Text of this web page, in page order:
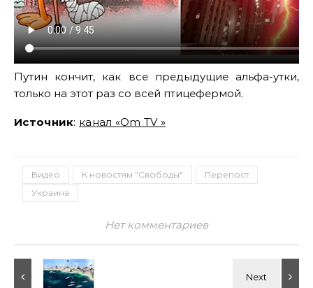
Путин кончит, как все предыдущие альфа-утки,
только на этот раз со всей птицефермой.
Источник: канал «Om TV »
Видео К новостям "Свободы"
Перепост
Украина
Нет комментариев